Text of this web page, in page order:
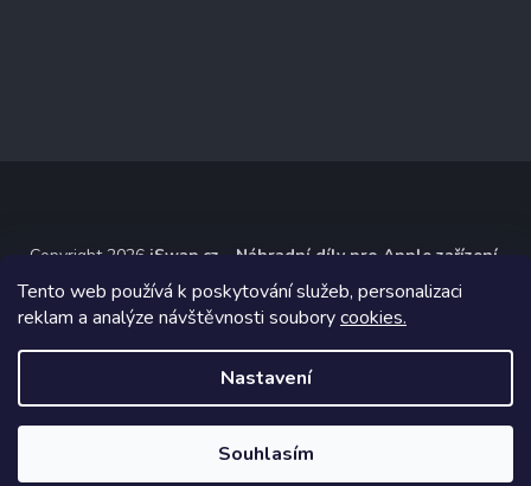
Tento web používá k poskytování služeb, personalizaci
reklam a analýze návštěvnosti souborycookies.
Nastavení
Souhlasím
Copyright 2026 iSwap.cz - Náhradní díly pro Apple zařízení
Všechna práva vyhrazena.
Grafický návrh vytvořil a na Shoptet implementoval
Shoptetak.cz.